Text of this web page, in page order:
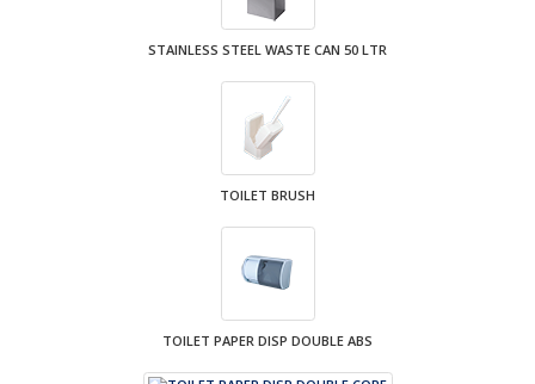
STAINLESS STEEL WASTE CAN 50 LTR
TOILET BRUSH
TOILET PAPER DISP DOUBLE ABS